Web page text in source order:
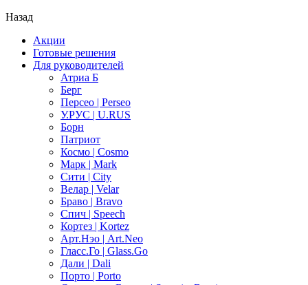
Назад
Акции
Готовые решения
Для руководителей
Атриа Б
Берг
Персео | Perseo
У.РУС | U.RUS
Борн
Патриот
Космо | Cosmo
Марк | Mark
Сити | City
Велар | Velar
Браво | Bravo
Спич | Speech
Кортез | Kortez
Арт.Нэо | Art.Neo
Гласс.Го | Glass.Go
Дали | Dali
Порто | Porto